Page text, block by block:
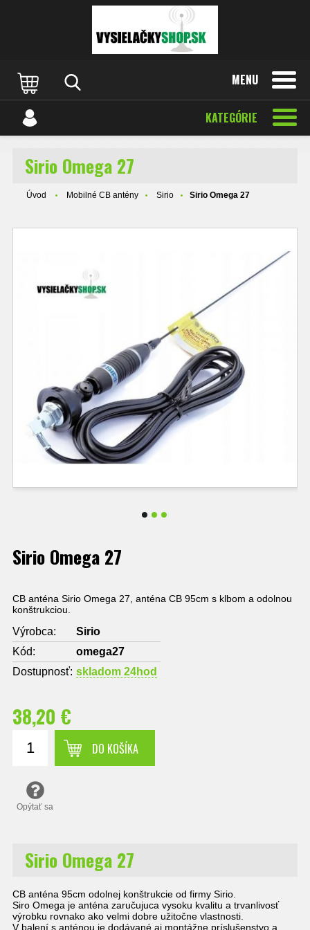
MENU
KATEGÓRIE
Sirio Omega 27
Úvod Mobilné CB antény Sirio Sirio Omega 27
Sirio Omega 27
CB anténa Sirio Omega 27, anténa CB 95cm s klbom a odolnou
konštrukciou.
Výrobca:
Sirio
Kód:
omega27
Dostupnosť: skladom 24hod
38,20 €
DO KOŠÍKA
Opýtať sa
Sirio Omega 27
CB anténa 95cm odolnej konštrukcie od firmy Sirio.
Siro Omega je anténa zaručujuca vysoku kvalitu a trvanlivosť
výrobku rovnako ako velmi dobre užitočne vlastnosti.
V balení s anténou je dodávané aj montážne príslušenstvo a